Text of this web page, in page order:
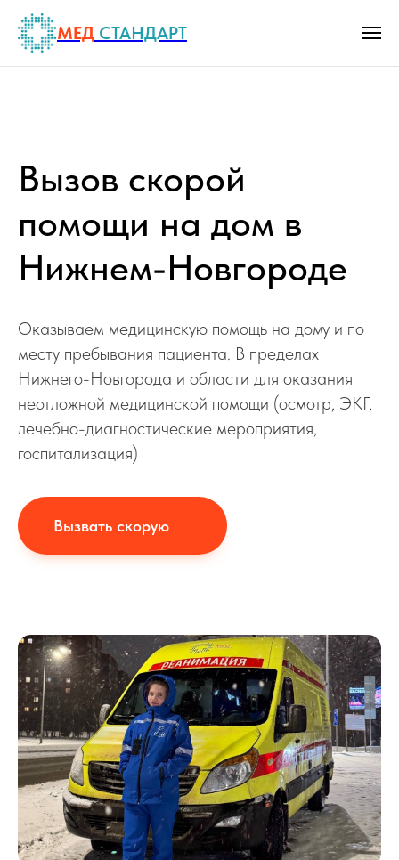
МЕД СТАНДАРТ
Вызов скорой
помощи на дом в
Нижнем-Новгороде
Оказываем медицинскую помощь на дому и по
месту пребывания пациента. В пределах
Нижнего-Новгорода и области для оказания
неотложной медицинской помощи (осмотр, ЭКГ,
лечебно-диагностические мероприятия,
госпитализация)
Вызвать скорую